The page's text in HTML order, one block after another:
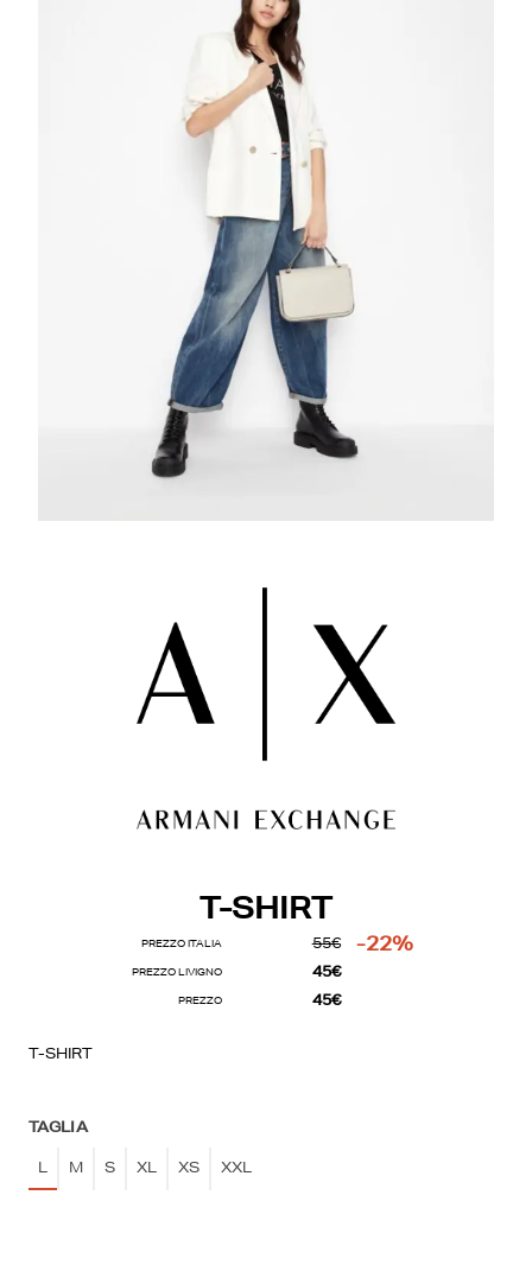
T-SHIRT
PREZZO ITALIA 55€ -22%
PREZZO LIVIGNO 45€
PREZZO 45€
T-SHIRT
TAGLIA
L
M S XL XS XXL